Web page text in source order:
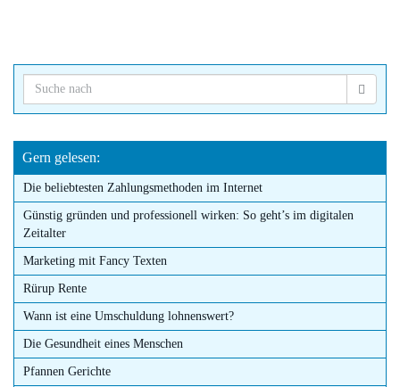
Gern gelesen:
Die beliebtesten Zahlungsmethoden im Internet
Günstig gründen und professionell wirken: So geht’s im digitalen
Zeitalter
Marketing mit Fancy Texten
Rürup Rente
Wann ist eine Umschuldung lohnenswert?
Die Gesundheit eines Menschen
Pfannen Gerichte